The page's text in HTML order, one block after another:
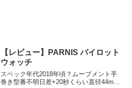
【レビュー】PARNIS パイロット
ウォッチ
スペック年代2018年頃？ムーブメント手
巻き型番不明日差+20秒くらい直径44m...